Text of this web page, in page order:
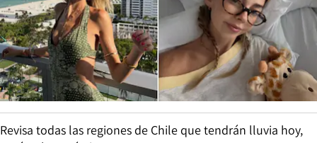
Revisa todas las regiones de Chile que tendrán lluvia hoy,